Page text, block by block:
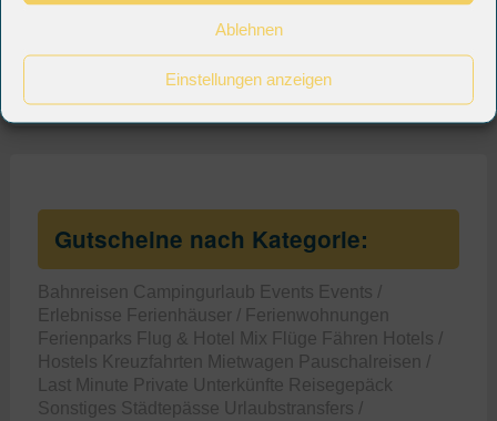
Ablehnen
Einstellungen anzeigen
Gutscheine nach Kategorie:
Bahnreisen Campingurlaub Events Events /
Erlebnisse Ferienhäuser / Ferienwohnungen
Ferienparks Flug & Hotel Mix Flüge Fähren Hotels /
Hostels Kreuzfahrten Mietwagen Pauschalreisen /
Last Minute Private Unterkünfte Reisegepäck
Sonstiges Städtepässe Urlaubstransfers /